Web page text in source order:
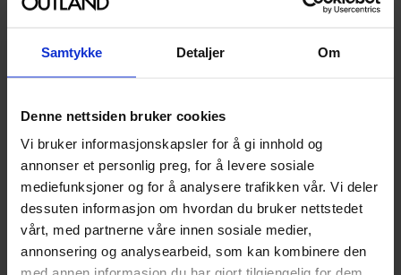
Samtykke Detaljer Om
Denne nettsiden bruker cookies
Vi bruker informasjonskapsler for å gi innhold og
annonser et personlig preg, for å levere sosiale
mediefunksjoner og for å analysere trafikken vår. Vi deler
dessuten informasjon om hvordan du bruker nettstedet
vårt, med partnerne våre innen sosiale medier,
annonsering og analysearbeid, som kan kombinere den
Serie
The Chronicles of Conan
Illustratør
Ernie Chan, John Buscema,
Sal Buscema
Antall Sider
152
Utgiver
Dark Horse Comics
Lanseringsdato
(dd.mm.yyyy)
20.11.2007